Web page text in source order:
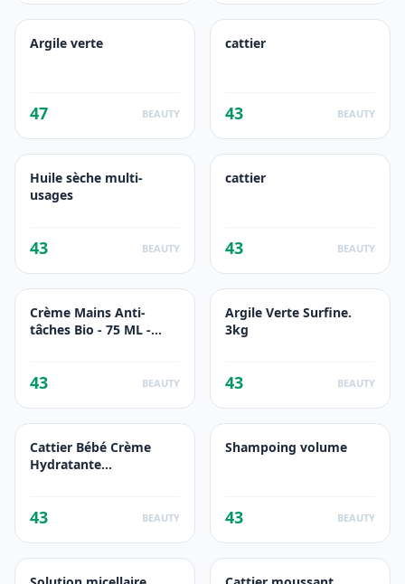
Argile verte
47 BEAUTY
cattier
43 BEAUTY
Huile sèche multi-
usages
43 BEAUTY
cattier
43 BEAUTY
Crème Mains Anti-
tâches Bio - 75 ML -
43 BEAUTY
Argile Verte Surfine.
3kg
43 BEAUTY
Cattier Bébé Crème
Hydratante
43 BEAUTY
Shampoing volume
43 BEAUTY